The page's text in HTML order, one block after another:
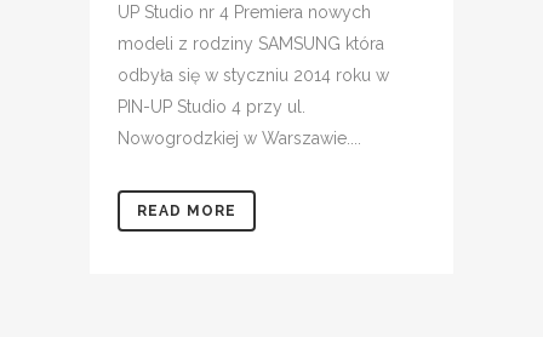
UP Studio nr 4 Premiera nowych
modeli z rodziny SAMSUNG która
odbyła się w styczniu 2014 roku w
PIN-UP Studio 4 przy ul.
Nowogrodzkiej w Warszawie....
READ MORE